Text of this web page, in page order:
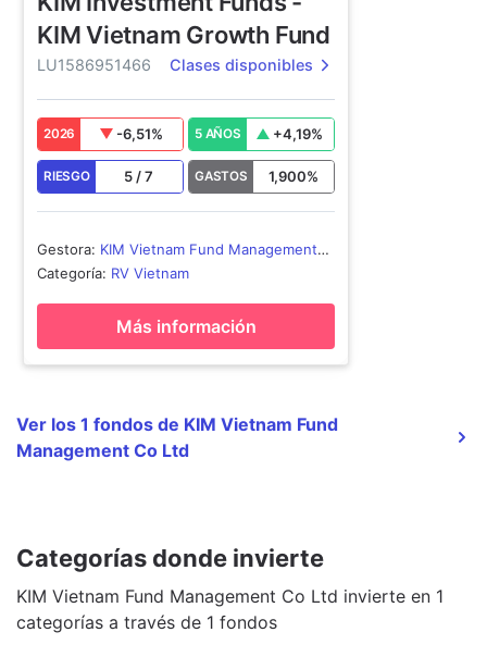
KIM Vietnam Growth Fund
LU1586951466 Clases disponibles
2026 -6,51% 5 AÑOS +4,19%
RIESGO 5 /7 GASTOS 1,900%
Gestora: KIM Vietnam Fund Management
Co Ltd
Categoría: RV Vietnam
Más información
Ver los 1 fondos de KIM Vietnam Fund
Management Co Ltd
Categorías donde invierte
KIM Vietnam Fund Management Co Ltd invierte en 1
categorías a través de 1 fondos